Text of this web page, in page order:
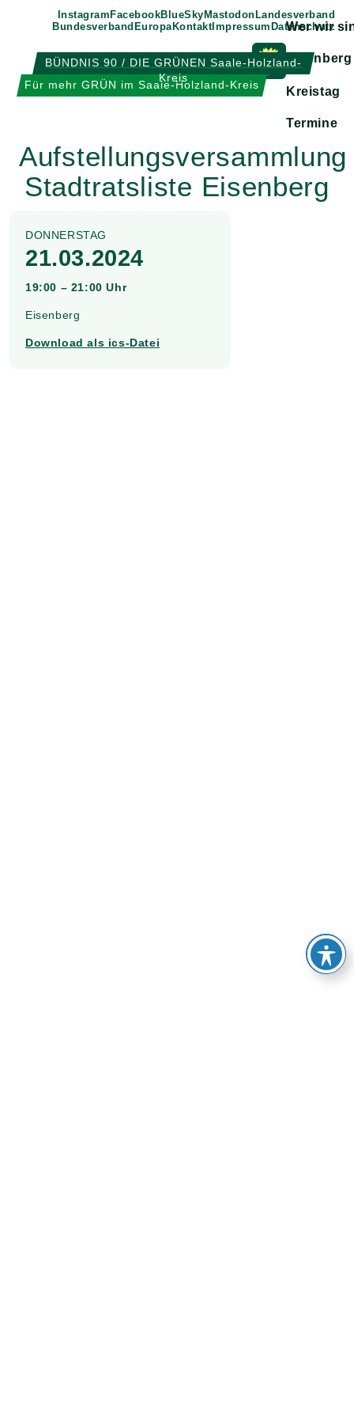
Inhalt
Instagram FacebookBlueSky Mastodon Landesverband
Bundesverband EuropaKontaktImpressum Datenschutz
BÜNDNIS 90 / DIE GRÜNEN Saale-Holzland-
Kreis
Für mehr GRÜN im Saale-Holzland-Kreis
Wer wir
Eisenberg
Zeige
Kreistag
Termine
Aufstellungsversammlung
Stadtratsliste Eisenberg
DONNERSTAG
21.03.2024
19:00 – 21:00 Uhr
Eisenberg
Download als ics-Datei